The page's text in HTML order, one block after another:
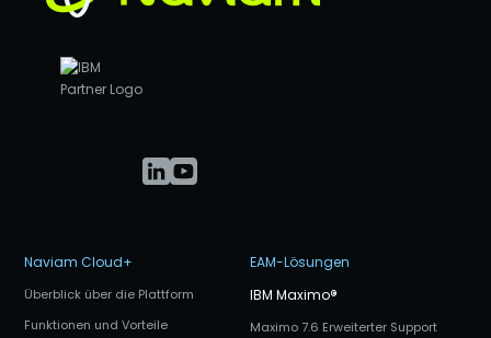
Naviam Cloud+
Überblick über die Plattform
Funktionen und Vorteile
EAM-Lösungen
IBM Maximo®
Maximo 7.6 Erweiterter Support